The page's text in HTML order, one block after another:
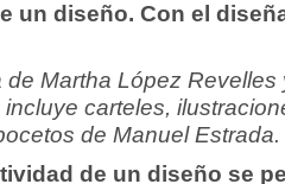
un diseño. Con el
de Martha López Revelles
carteles,
de Manuel Estrada.
de un diseño se